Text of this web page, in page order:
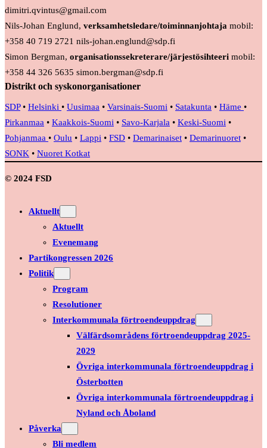
dimitri.qvintus@gmail.com
Nils-Johan Englund, verksamhetsledare/toiminnanjohtaja mobil:
+358 40 719 2721 nils-johan.englund@sdp.fi
Simon Bergman, organisationssekreterare/järjestösihteeri mobil:
+358 44 326 5635 simon.bergman@sdp.fi
Distrikt och syskonorganisationer
SDP• Helsinki • Uusimaa • Varsinais-Suomi • Satakunta • Häme •
Pirkanmaa • Kaakkois-Suomi • Savo-Karjala • Keski-Suomi •
Pohjanmaa • Oulu • Lappi • FSD • Demarinaiset • Demarinuoret •
SONK • Nuoret Kotkat
© 2024 FSD
Aktuellt
Aktuellt
Evenemang
Partikongressen 2026
Politik
Program
Resolutioner
Interkommunala förtroendeuppdrag
Välfärdsområdens förtroendeuppdrag 2025-
2029
Övriga interkommunala förtroendeuppdrag i
Österbotten
Övriga interkommunala förtroendeuppdrag i
Nyland och Åboland
Påverka
Bli medlem